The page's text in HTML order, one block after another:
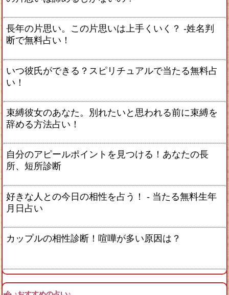
長年の片思い。この片思いは上手くいく？ -姓名判
断で無料占い！
いつ彼氏ができる？スピリチュアルで当たる無料占
い！
束縛彼女のあなた。別れたいと思われる前に束縛を
辞める方法占い！
自分のアピールポイントを見つける！あなたの長
所、短所診断
好きな人との今日の相性を占う！ ‐ 当たる無料生年
月日占い
カップルの相性診断！喧嘩が多い原因は？